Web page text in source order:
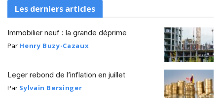
Les derniers articles
Immobilier neuf : la grande déprime
Par Henry Buzy-Cazaux
Leger rebond de l’inflation en juillet
Par Sylvain Bersinger